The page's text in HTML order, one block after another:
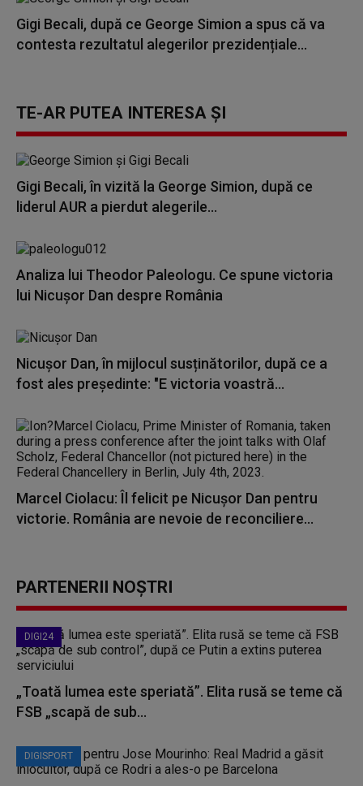
Gigi Becali, după ce George Simion a spus că va
contesta rezultatul alegerilor prezidențiale...
TE-AR PUTEA INTERESA ȘI
Gigi Becali, în vizită la George Simion, după ce
liderul AUR a pierdut alegerile...
Analiza lui Theodor Paleologu. Ce spune victoria
lui Nicușor Dan despre România
Nicușor Dan, în mijlocul susținătorilor, după ce a
fost ales președinte: "E victoria voastră...
Marcel Ciolacu: Îl felicit pe Nicuşor Dan pentru
victorie. România are nevoie de reconciliere...
PARTENERII NOȘTRI
DIGI24
„Toată lumea este speriată”. Elita rusă se teme că
FSB „scapă de sub...
DIGISPORT